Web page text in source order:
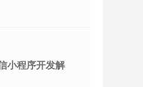
小程序开发解